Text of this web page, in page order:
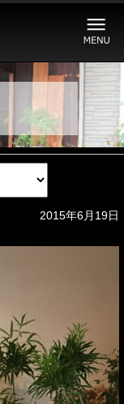
2015年6月19日